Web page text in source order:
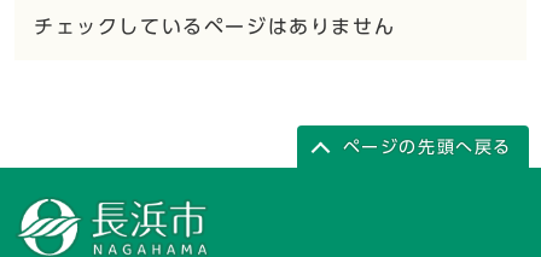
チェックしているページはありません
ページの先頭へ戻る